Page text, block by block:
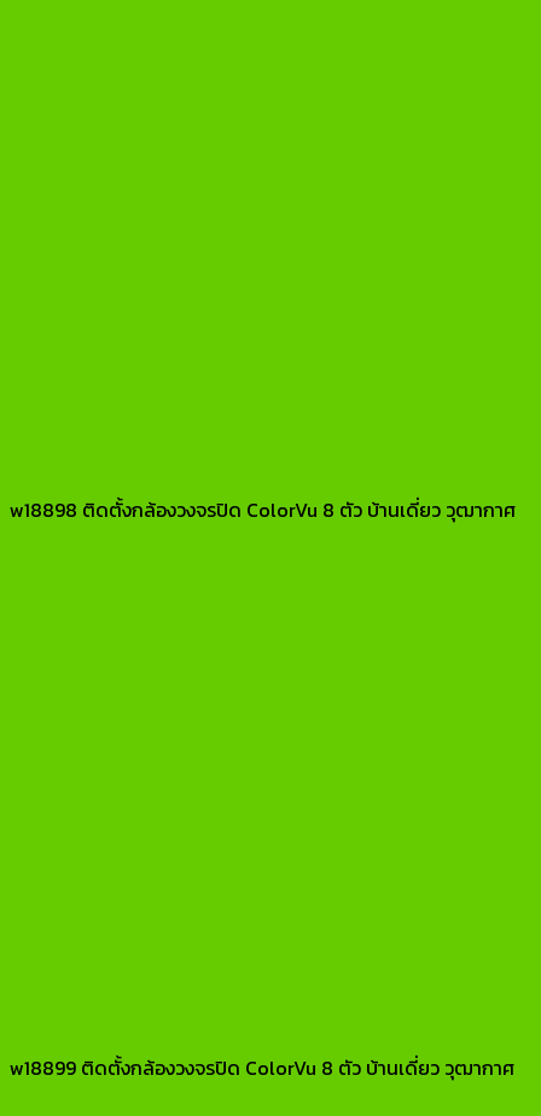
w18898 ติดตั้งกล้องวงจรปิด ColorVu 8 ตัว บ้านเดี่ยว วุฒากาศ
w18899 ติดตั้งกล้องวงจรปิด ColorVu 8 ตัว บ้านเดี่ยว วุฒากาศ